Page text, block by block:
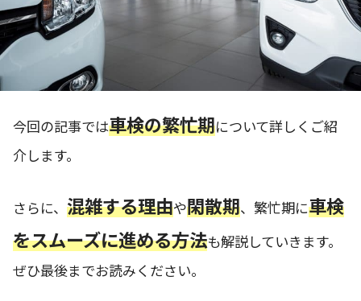
今回の記事では車検の繁忙期について詳しくご紹
介します。
さらに、 混雑する理由や閑散期、繁忙期に車検
をスムーズに進める方法も解説していきます。
ぜひ最後までお読みください。